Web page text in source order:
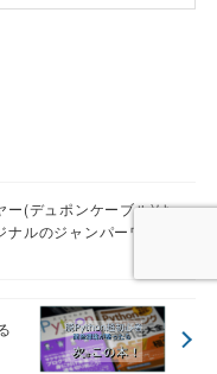
ー(デュポンケーブル)は
ルのジャンパーワイヤ